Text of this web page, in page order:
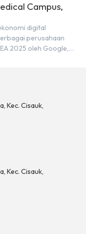
Campus,
digital
perusahaan
2025 oleh Google,
sebelumnya. Kondisi
Kec. Cisauk,
Kec. Cisauk,